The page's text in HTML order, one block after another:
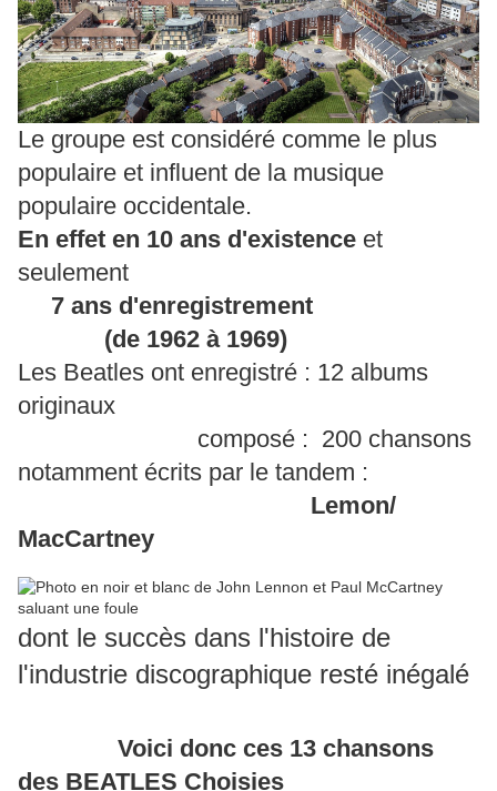
Le groupe est considéré comme le plus
populaire et influent de la musique
populaire occidentale.
En effet en 10 ans d'existence et
seulement
7 ans d'enregistrement
(de 1962 à 1969)
Les Beatles ont enregistré : 12 albums
originaux
composé : 200 chansons
notamment écrits par le tandem :
Lemon/
MacCartney
dont le succès dans l'histoire de
l'industrie discographique resté inégalé
Voici donc ces 13 chansons
des BEATLES Choisies